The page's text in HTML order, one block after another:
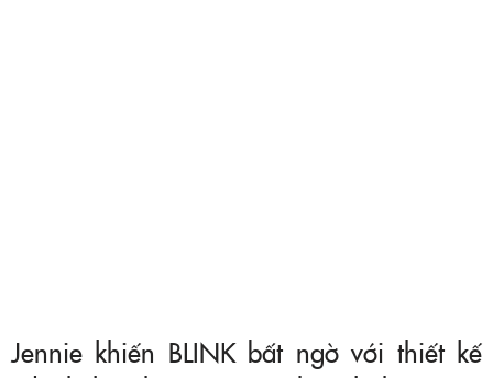
Jennie khiến BLINK bất ngờ với thiết kế